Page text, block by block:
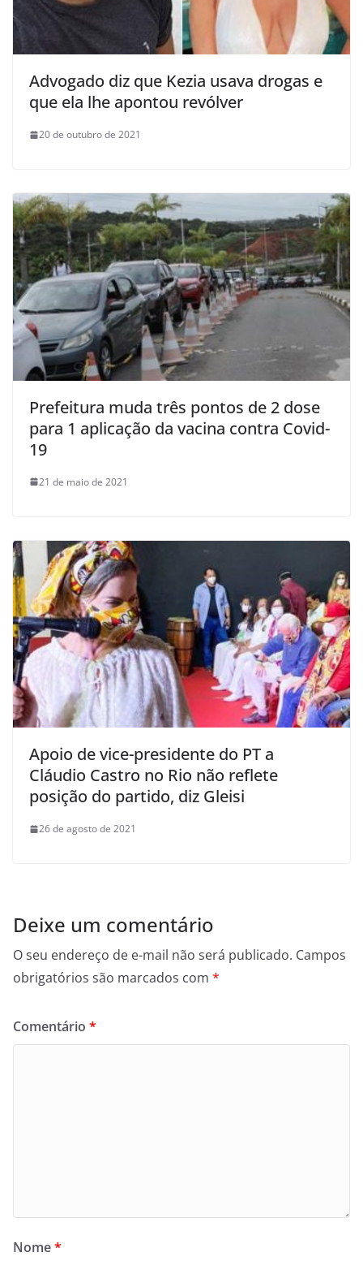
Advogado diz que Kezia usava drogas e
que ela lhe apontou revólver
20 de outubro de 2021
Prefeitura muda três pontos de 2 dose
para 1 aplicação da vacina contra Covid-
19
21 de maio de 2021
Apoio de vice-presidente do PT a
Cláudio Castro no Rio não reflete
posição do partido, diz Gleisi
26 de agosto de 2021
Deixe um comentário
O seu endereço de e-mail não será publicado. Campos
obrigatórios são marcados com *
Comentário *
Nome*